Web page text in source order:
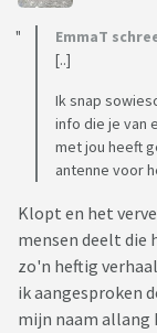
EmmaT
[..]
Ik snap
info die je van
met jou heeft
antenne voor
Klopt en het
mensen deelt die
zo'n heftig
ik aangesproken
mijn naam allang